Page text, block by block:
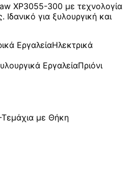
XP3055-300 με τεχνολογία
Ιδανικό για ξυλουργική και
ΕργαλείαΗλεκτρικά
ΕργαλείαΠριόνι
με Θήκη